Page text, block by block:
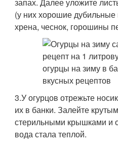
(у них хорошие дубильные
хрена, чеснок, горошины
3.У огурцов отрежьте
их в банки. Залейте
стерильными крышками и
вода стала теплой.